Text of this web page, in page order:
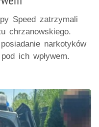
Speed zatrzymali
chrzanowskiego.
narkotyków
ich wpływem.